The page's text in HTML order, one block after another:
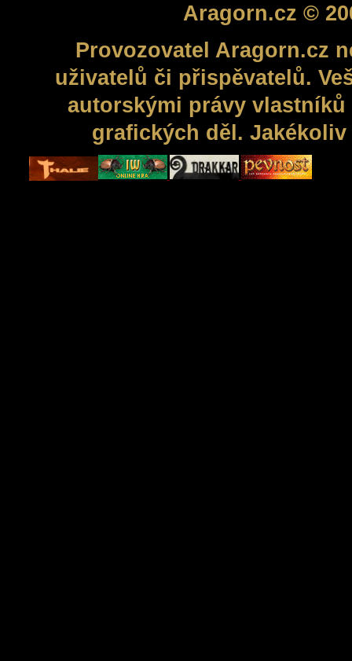
Aragorn.cz ©
Provozovatel Aragorn.cz
uživatelů či přispěvatelů.
autorskými právy
grafických děl.